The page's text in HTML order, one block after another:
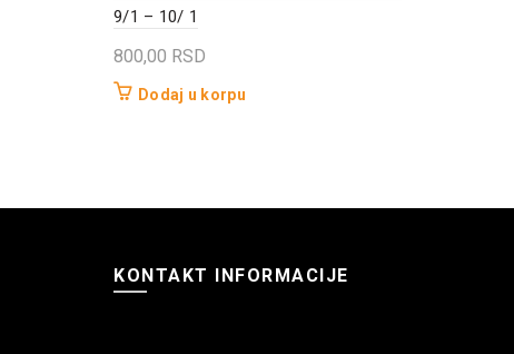
9/1 – 10/ 1
800,00 RSD
Dodaj u korpu
KONTAKT INFORMACIJE